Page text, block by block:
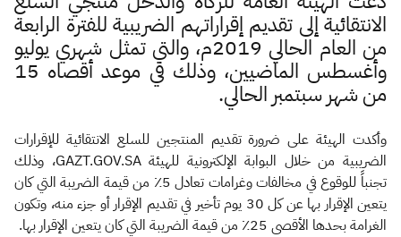
الإقرار الضريبي
التصرفات العقارية
الانتقائية إلى تقديم إقراراتهم الضريبية للفترة الرابعة
من العام الحالي 2019م، والتي تمثل شهري يوليو
وأغسطس الماضيين، وذلك في موعد أقصاه 15
من شهر سبتمبر الحالي.​
وأكدت الهيئة على ضرورة تقديم المنتجين للسلع الانتقائية للإقرارات
الضريبية من خلال البوابة الإلكترونية للهيئة GAZT.GOV.SA، وذلك
تجنباً للوقوع في مخالفات وغرامات تعادل 5٪ من قيمة الضريبة التي كان
يتعين الإقرار بها عن كل 30 يوم تأخير في تقديم الإقرار أو جزء منه، وتكون
الغرامة بحدها الأقصى 25٪ من قيمة الضريبة التي كان يتعين الإقرار بها.